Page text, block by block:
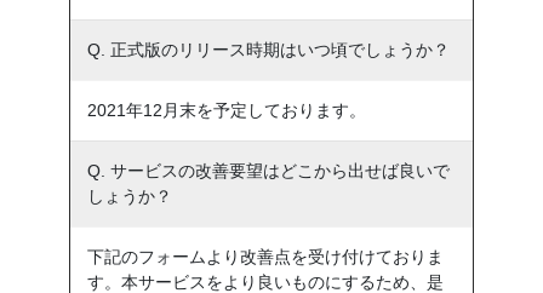
Q. 正式版のリリース時期はいつ頃でしょうか？
2021年12月末を予定しております。
Q. サービスの改善要望はどこから出せば良いで
しょうか？
下記のフォームより改善点を受け付けておりま
す。本サービスをより良いものにするため、是